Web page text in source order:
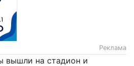
Реклама
вышли на стадион и